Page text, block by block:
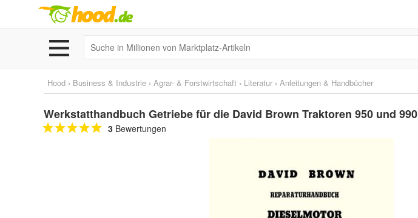
Hood › Business & Industrie › Agrar- & Forstwirtschaft › Literatur › Anleitungen & Handbücher
Werkstatthandbuch Getriebe für die David Brown Traktoren 950 und 990
3 Bewertungen